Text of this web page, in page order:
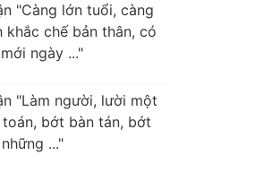
"Càng lớn tuổi, càng
khắc chế bản thân, có
ngày ..."
"Làm người, lười một
bớt bàn tán, bớt
..."